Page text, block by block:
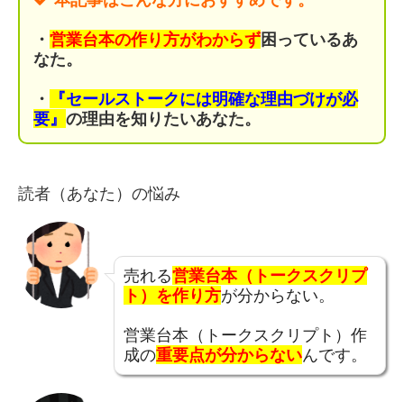
・ 営業台本の作り方がわからず困っているあ
なた。
・
『セールストークには明確な理由づけが必
要』 の理由を知りたいあなた。
読者（あなた）の悩み
売れる営業台本（トークスクリプ
ト）を作り方が分からない。
営業台本（トークスクリプト）作
成の重要点が分からないんです。